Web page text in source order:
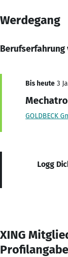
Werdegang
Berufserfahrung
Bis heute 3
GOLDBECK
Logg
XING